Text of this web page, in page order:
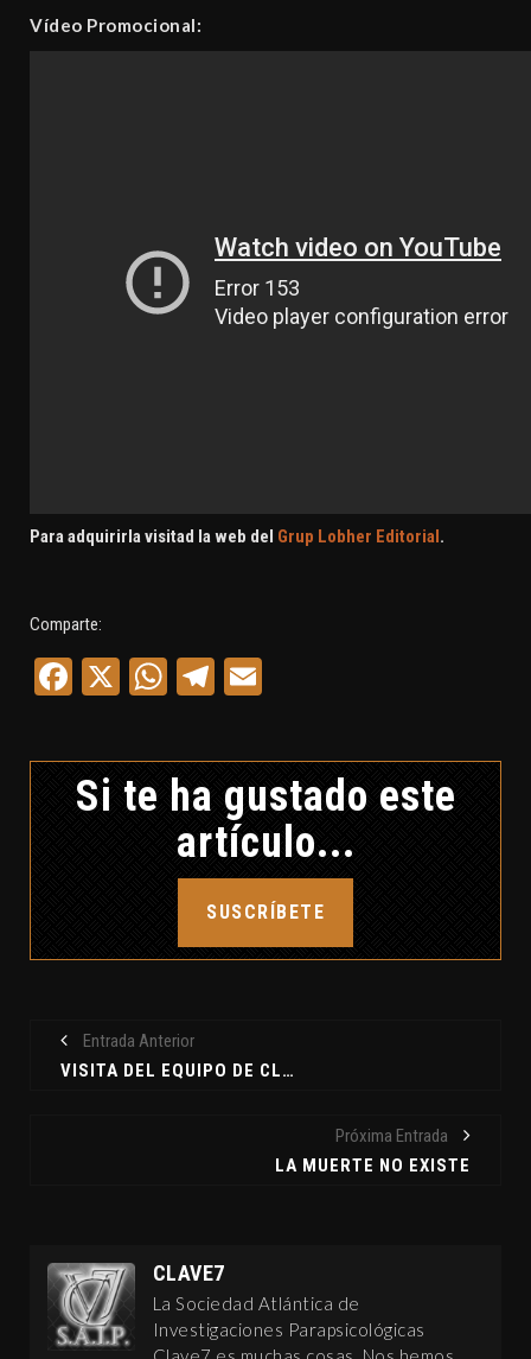
Vídeo Promocional:
Para adquirirla visitad la web del Grup Lobher Editorial.
Comparte:
Facebook
X WhatsApp
Telegram
Si te ha gustado este
artículo...
SUSCRÍBETE
Entrada Anterior
VISITA DEL EQUIPO DE CLAVE7 AL MAGIC 2010
Próxima Entrada
LA MUERTE NO EXISTE
CLAVE7
La Sociedad Atlántica de
Investigaciones Parapsicológicas